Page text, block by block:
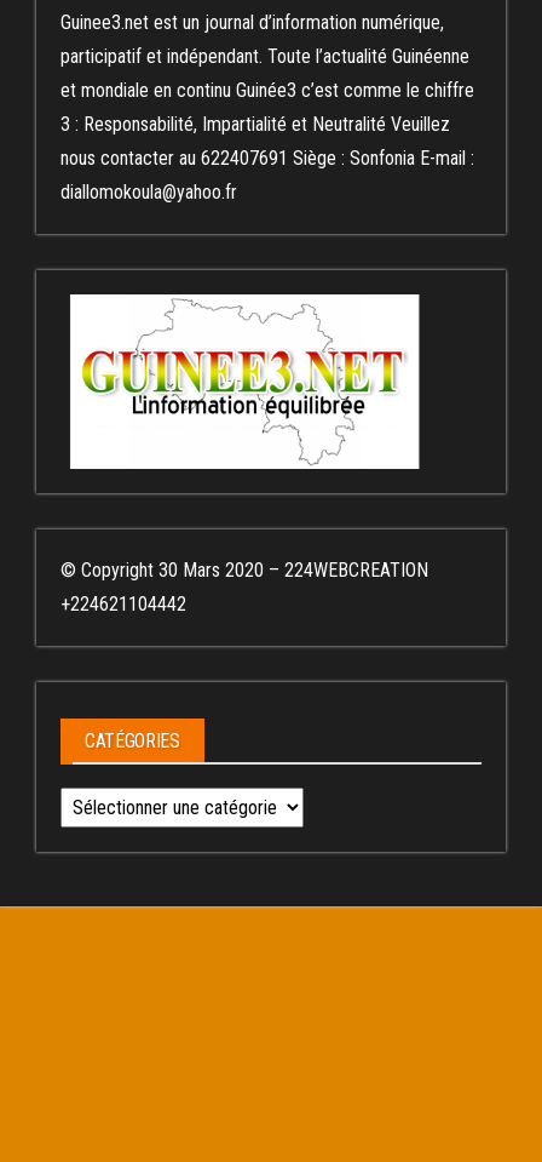
Guinee3.net est un journal d’information numérique,
participatif et indépendant. Toute l’actualité Guinéenne
et mondiale en continu Guinée3 c’est comme le chiffre
3 : Responsabilité, Impartialité et Neutralité Veuillez
nous contacter au 622407691 Siège : Sonfonia E-mail :
diallomokoula@yahoo.fr
© Copyright 30 Mars 2020 – 224WEBCREATION
+224621104442
CATÉGORIES
Catégories